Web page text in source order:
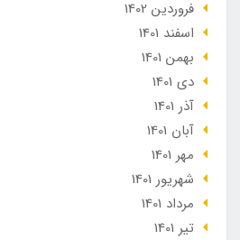
فروردین 1402
اسفند 1401
بهمن 1401
دی 1401
آذر 1401
آبان 1401
مهر 1401
شهریور 1401
مرداد 1401
تير 1401